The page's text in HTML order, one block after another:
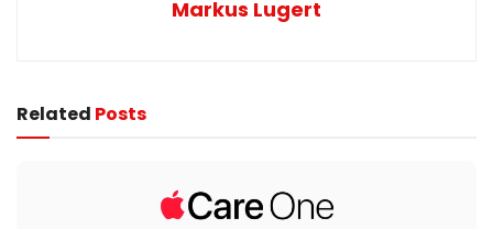
Markus Lugert
Related Posts